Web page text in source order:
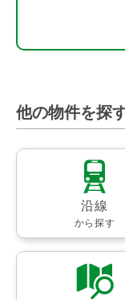
他の物件を探
沿線
から探す